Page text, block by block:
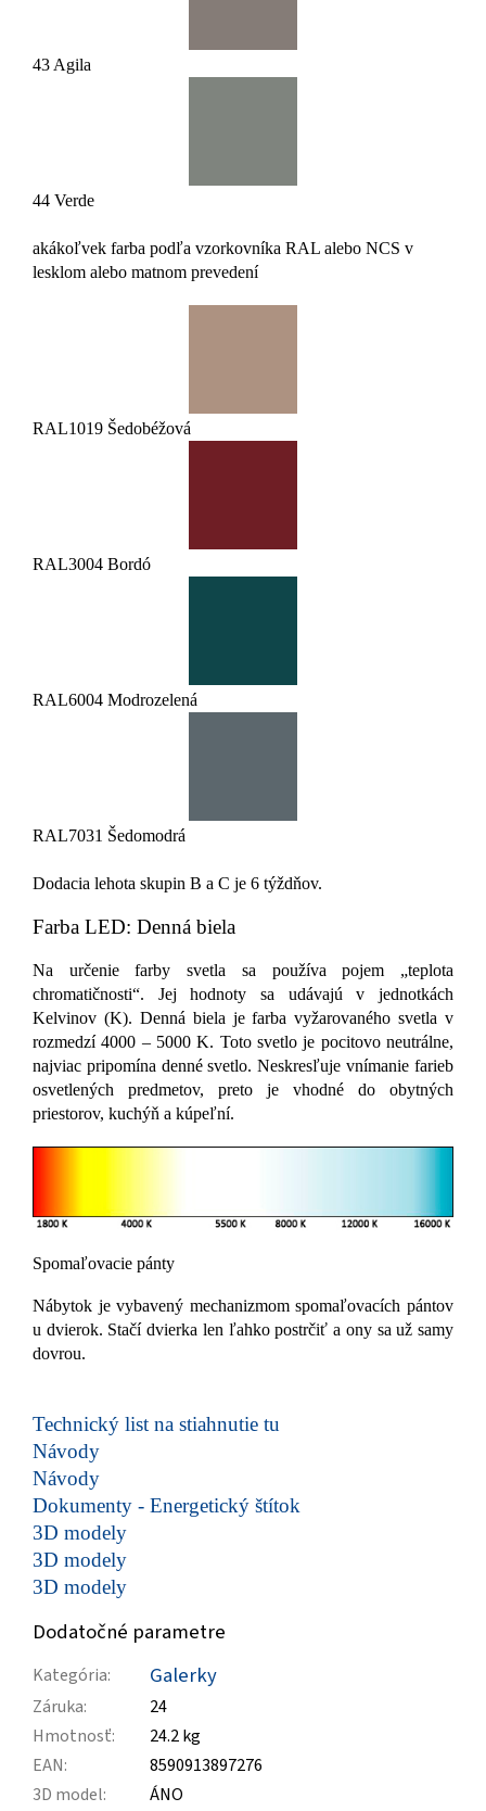
43 Agila
44 Verde
akákoľvek farba podľa vzorkovníka RAL alebo NCS v
lesklom alebo matnom prevedení
RAL1019 Šedobéžová
RAL3004 Bordó
RAL6004 Modrozelená
RAL7031 Šedomodrá
Dodacia lehota skupin B a C je 6 týždňov.
Farba LED: Denná biela
Na určenie farby svetla sa používa pojem „teplota
chromatičnosti“. Jej hodnoty sa udávajú v jednotkách
Kelvinov (K). Denná biela je farba vyžarovaného svetla v
rozmedzí 4000 – 5000 K. Toto svetlo je pocitovo neutrálne,
najviac pripomína denné svetlo. Neskresľuje vnímanie farieb
osvetlených predmetov, preto je vhodné do obytných
priestorov, kuchýň a kúpeľní.
Spomaľovacie pánty
Nábytok je vybavený mechanizmom spomaľovacích pántov
u dvierok. Stačí dvierka len ľahko postrčiť a ony sa už samy
dovrou.
Technický list na stiahnutie tu
Návody
Návody
Dokumenty - Energetický štítok
3D modely
3D modely
3D modely
Dodatočné parametre
Kategória: Galerky
Záruka:
24
Hmotnosť:
24.2 kg
EAN:
8590913897276
3D model:
ÁNO